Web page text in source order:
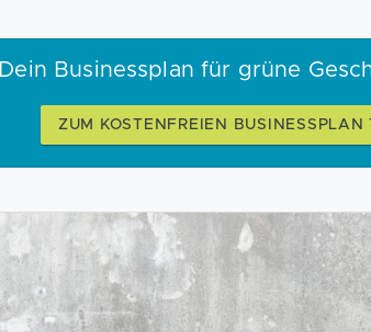
Dein Businessplan für grüne
ZUM KOSTENFREIEN BUSINESSPLAN